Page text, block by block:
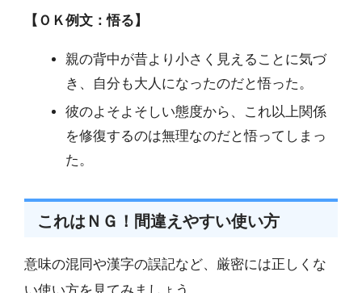
【ＯＫ例文：悟る】
親の背中が昔より小さく見えることに気づ
き、自分も大人になったのだと悟った。
彼のよそよそしい態度から、これ以上関係
を修復するのは無理なのだと悟ってしまっ
た。
これはＮＧ！間違えやすい使い方
意味の混同や漢字の誤記など、厳密には正しくな